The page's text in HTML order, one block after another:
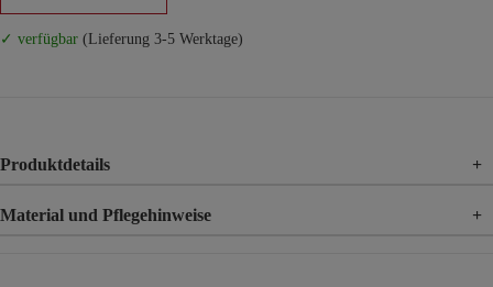
✓ verfügbar (Lieferung 3-5 Werktage)
Produktdetails +
Material und Pflegehinweise +